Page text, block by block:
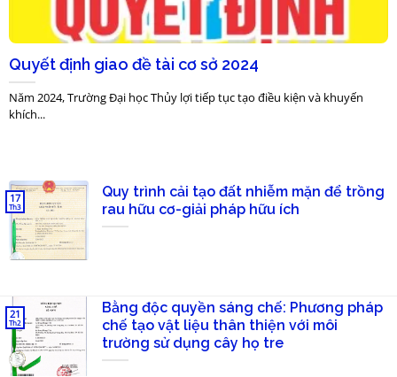
Quyết định giao đề tài cơ sở 2024
Năm 2024, Trường Đại học Thủy lợi tiếp tục tạo điều kiện và khuyến
khích...
Quy trình cải tạo đất nhiễm mặn để trồng
rau hữu cơ-giải pháp hữu ích
17
Th3
Bằng độc quyền sáng chế: Phương pháp
chế tạo vật liệu thân thiện với môi
trường sử dụng cây họ tre
21
Th2